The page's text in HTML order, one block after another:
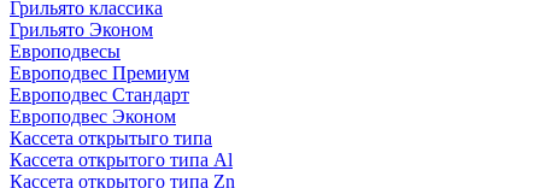
Грильято классика
Грильято Эконом
Европодвесы
Европодвес Премиум
Европодвес Стандарт
Европодвес Эконом
Кассета открытыго типа
Кассета открытого типа Al
Кассета открытого типа Zn